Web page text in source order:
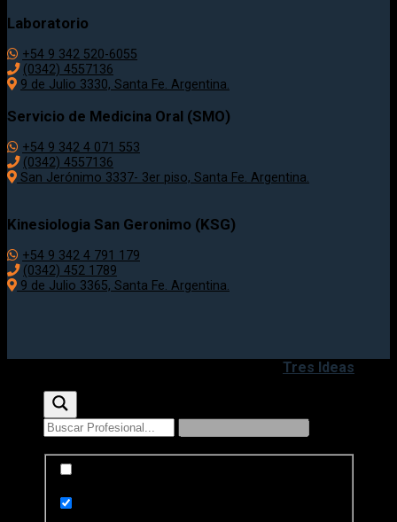
Laboratorio
+54 9 342 520-6055
(0342) 4557136
9 de Julio 3330, Santa Fe. Argentina.
Servicio de Medicina Oral (SMO)
+54 9 342 4 071 553
(0342) 4557136
San Jerónimo 3337- 3er piso, Santa Fe. Argentina.
Kinesiologia San Geronimo (KSG)
+54 9 342 4 791 179
(0342) 452 1789
9 de Julio 3365, Santa Fe. Argentina.
Tres Ideas